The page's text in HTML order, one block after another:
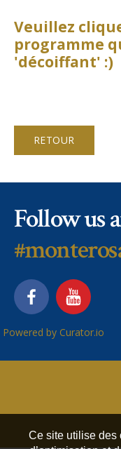
FAQ
Camps d'été et d'hiver
4km Run for Fun
Bal du Printemps
Politique de confidentialité
Veuillez
programme
'décoiffant' :)
RETOUR
Follow us
Powered by Curator.io
Ce site utilise des